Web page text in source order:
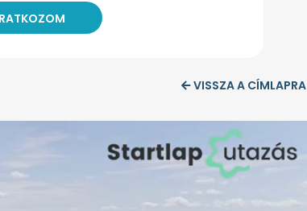
VISSZA A CÍMLAPRA